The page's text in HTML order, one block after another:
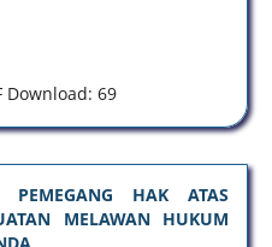
Download: 69
PEMEGANG HAK ATAS
MELAWAN HUKUM